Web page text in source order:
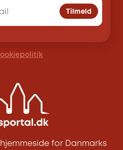
Tilmeld
for Danmarks